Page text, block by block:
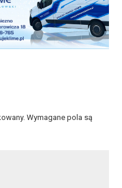
Wymagane pola są